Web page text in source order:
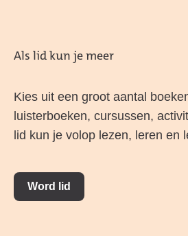
Als lid kun je meer
Kies uit een groot aantal
luisterboeken, cursussen,
lid kun je volop lezen, leren en
Word lid